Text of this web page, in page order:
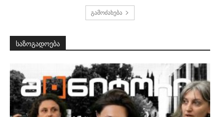
გამოძახება
საზოგადოება